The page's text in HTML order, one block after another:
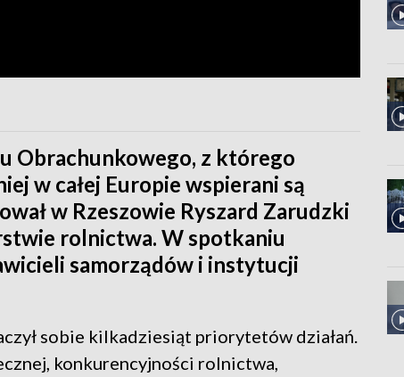
Obrachunkowego, z którego
w całej Europie wspierani są
w Rzeszowie Ryszard Zarudzki
rolnictwa. W spotkaniu
samorządów i instytucji
sobie kilkadziesiąt priorytetów działań.
konkurencyjności rolnictwa,